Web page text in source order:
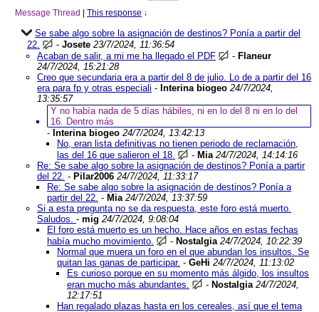
Message Thread This response ↓
Se sabe algo sobre la asignación de destinos? Ponía a partir del
22.
- Josete 23/7/2024, 11:36:54
Acaban de salir, a mi me ha llegado el PDF
- Flaneur
24/7/2024, 15:21:28
Creo que secundaria era a partir del 8 de julio. Lo de a partir del 16
era para fp y otras especiali - Interina biogeo 24/7/2024,
13:35:57
Y no había nada de 5 días hábiles, ni en lo del 8 ni en lo del
16. Dentro más
- Interina biogeo 24/7/2024, 13:42:13
No, eran lista definitivas no tienen periodo de reclamación,
las del 16 que salieron el 18.
- Mia 24/7/2024, 14:14:16
Re: Se sabe algo sobre la asignación de destinos? Ponía a partir
del 22. - Pilar2006 24/7/2024, 11:33:17
Re: Se sabe algo sobre la asignación de destinos? Ponía a
partir del 22. - Mia 24/7/2024, 13:37:59
Si a esta pregunta no se da respuesta, este foro está muerto.
Saludos. - mig 24/7/2024, 9:08:04
El foro está muerto es un hecho. Hace años en estas fechas
había mucho movimiento.
- Nostalgia 24/7/2024, 10:22:39
Normal que muera un foro en el que abundan los insultos. Se
quitan las ganas de participar. - GeHi 24/7/2024, 11:13:02
Es curioso porque en su momento más álgido, los insultos
eran mucho más abundantes.
- Nostalgia 24/7/2024,
12:17:51
Han regalado plazas hasta en los cereales, así que el tema